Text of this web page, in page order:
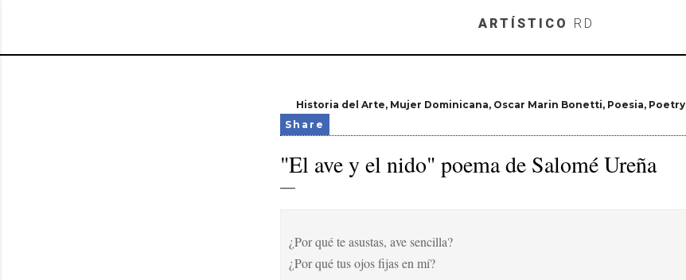
Skip to main content
ARTÍSTICO RD
Historia del Arte Mujer Dominicana Oscar Marin Bonetti Poesia Poetry
Share
"El ave y el nido" poema de Salomé Ureña
¿Por qué te asustas, ave sencilla?
¿Por qué tus ojos fijas en mí?